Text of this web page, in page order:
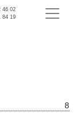
46 02
84 19
8